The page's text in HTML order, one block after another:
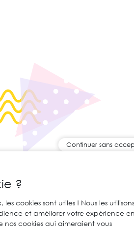
Continuer sans
?
cookies sont utiles ! Nous les utilisons
et améliorer votre expérience
nos cookies qui aimeraient vous